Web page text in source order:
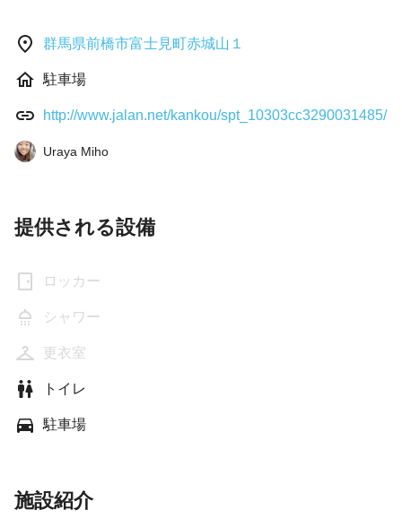
群馬県前橋市富士見町赤城山１
駐車場
http://www.jalan.net/kankou/spt_10303cc3290031485/
Uraya Miho
提供される設備
ロッカー
シャワー
更衣室
トイレ
駐車場
施設紹介